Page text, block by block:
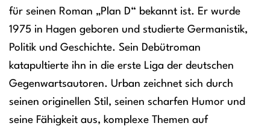
für seinen Roman „Plan D“ bekannt ist. Er wurde
1975 in Hagen geboren und studierte Germanistik,
Politik und Geschichte. Sein Debütroman
katapultierte ihn in die erste Liga der deutschen
Gegenwartsautoren. Urban zeichnet sich durch
seinen originellen Stil, seinen scharfen Humor und
seine Fähigkeit aus, komplexe Themen auf